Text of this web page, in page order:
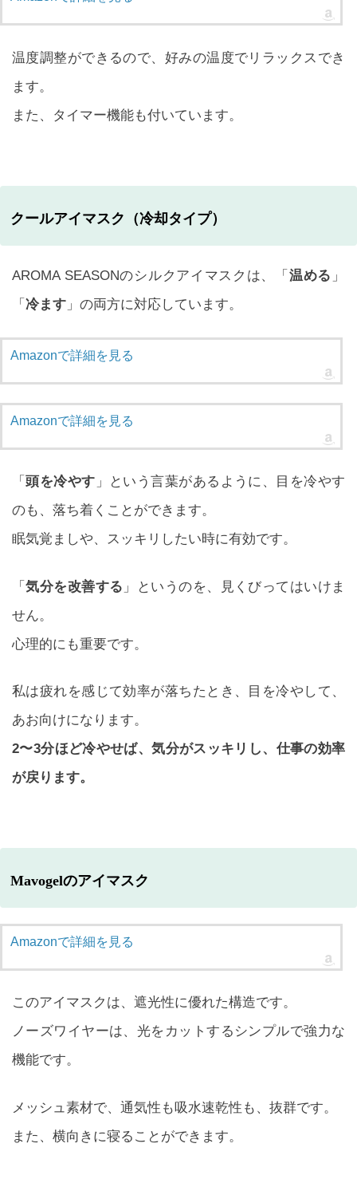
温度調整ができるので、好みの温度でリラックスでき
ます。
また、タイマー機能も付いています。
クールアイマスク（冷却タイプ）
AROMA SEASONのシルクアイマスクは、「 温める 」
「 冷ます 」の両方に対応しています。
Amazonで詳細を見る
Amazonで詳細を見る
「頭を冷やす 」という言葉があるように、目を冷やす
のも、落ち着くことができます。
眠気覚ましや、スッキリしたい時に有効です。
「気分を改善する 」というのを、見くびってはいけま
せん。
心理的にも重要です。
私は疲れを感じて効率が落ちたとき、目を冷やして、
あお向けになります。
2〜3分ほど冷やせば、気分がスッキリし、仕事の効率
が戻ります。
Mavogelのアイマスク
Amazonで詳細を見る
このアイマスクは、遮光性に優れた構造です。
ノーズワイヤーは、光をカットするシンプルで強力な
機能です。
メッシュ素材で、通気性も吸水速乾性も、抜群です。
また、横向きに寝ることができます。